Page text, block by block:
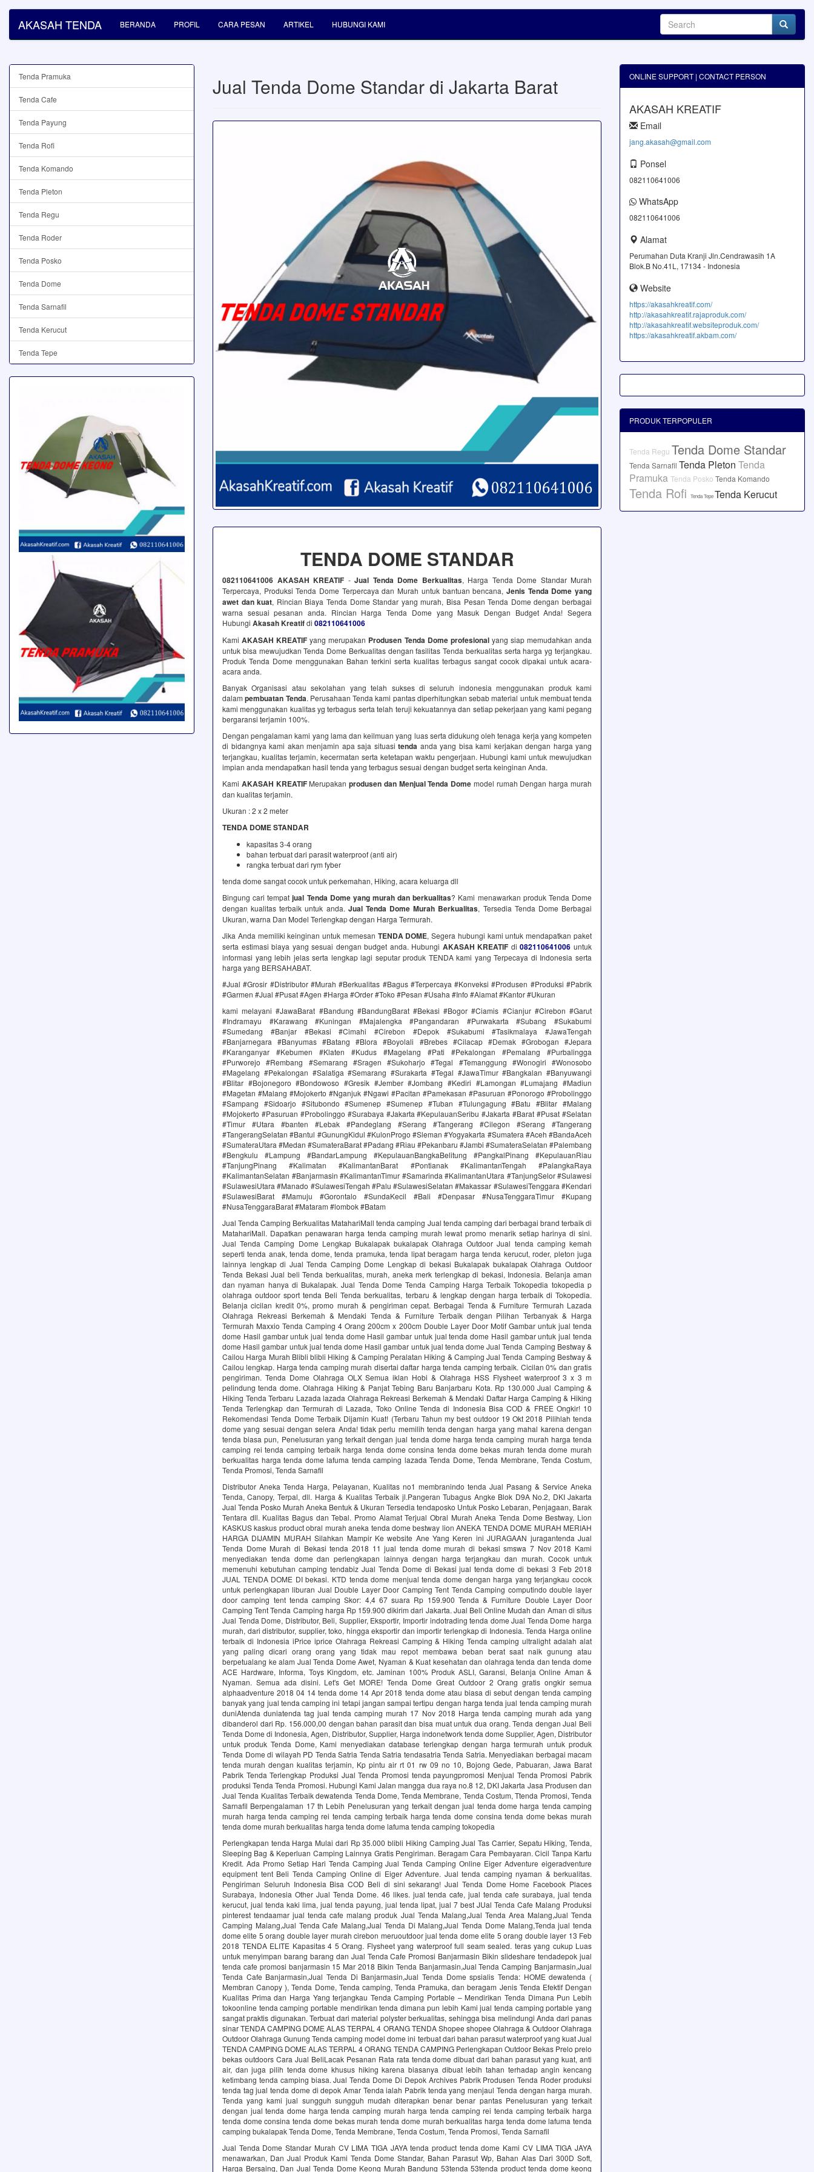
AKASAH TENDA BERANDA PROFIL CARA PESAN ARTIKEL HUBUNGI KAMI
Jual Tenda Dome Standar di Jakarta Barat
TENDA DOME STANDAR
082110641006 AKASAH KREATIF - Jual Tenda Dome Berkualitas, Harga Tenda Dome Standar Murah
Terpercaya, Produksi Tenda Dome Terpercaya dan Murah untuk bantuan bencana, Jenis Tenda Dome yang
awet dan kuat, Rincian Biaya Tenda Dome Standar yang murah, Bisa Pesan Tenda Dome dengan berbagai
warna sesuai pesanan anda. Rincian Harga Tenda Dome yang Masuk Dengan Budget Anda! Segera
Hubungi Akasah Kreatifdi 082110641006
KamiAKASAH KREATIF yang merupakan Produsen Tenda Dome profesionalyang siap memudahkan anda
untuk bisa mewujudkan Tenda Dome Berkualitas dengan fasilitas Tenda berkualitas serta harga yg terjangkau.
Produk Tenda Dome menggunakan Bahan terkini serta kualitas terbagus sangat cocok dipakai untuk acara-
acara anda.
Banyak Organisasi atau sekolahan yang telah sukses di seluruh indonesia menggunakan produk kami
dalampembuatan Tenda. Perusahaan Tenda kami pantas diperhitungkan sebab material untuk membuat tenda
kami menggunakan kualitas yg terbagus serta telah teruji kekuatannya dan setiap pekerjaan yang kami pegang
bergaransi terjamin 100%.
Dengan pengalaman kami yang lama dan keilmuan yang luas serta didukung oleh tenaga kerja yang kompeten
di bidangnya kami akan menjamin apa saja situasi tenda anda yang bisa kami kerjakan dengan harga yang
terjangkau, kualitas terjamin, kecermatan serta ketetapan waktu pengerjaan. Hubungi kami untuk mewujudkan
impian anda mendapatkan hasil tenda yang terbagus sesuai dengan budget serta keinginan Anda.
Kami AKASAH KREATIFMerupakanprodusen dan Menjual Tenda Dome model rumah Dengan harga murah
dan kualitas terjamin.
Ukuran : 2 x 2 meter
TENDA DOME STANDAR
kapasitas 3-4 orang
bahan terbuat dari parasit waterproof (anti air)
rangka terbuat dari rym fyber
tenda dome sangat cocok untuk perkemahan, Hiking, acara keluarga dll
Bingung cari tempatjual Tenda Dome yang murah dan berkualitas? Kami menawarkan produk Tenda Dome
dengan kualitas terbaik untuk anda. Jual Tenda Dome Murah Berkualitas, Tersedia Tenda Dome Berbagai
Ukuran, warna Dan Model Terlengkap dengan Harga Termurah.
Jika Anda memiliki keinginan untuk memesan TENDA DOME, Segera hubungi kami untuk mendapatkan paket
serta estimasi biaya yang sesuai dengan budget anda. Hubungi AKASAH KREATIF di082110641006 untuk
informasi yang lebih jelas serta lengkap lagi seputar produk TENDA kami yang Terpecaya di Indonesia serta
harga yang BERSAHABAT.
#Jual #Grosir #Distributor #Murah #Berkualitas #Bagus #Terpercaya #Konveksi #Produsen #Produksi #Pabrik
#Garmen #Jual #Pusat #Agen #Harga #Order #Toko #Pesan #Usaha #Info #Alamat #Kantor #Ukuran
kami melayani #JawaBarat #Bandung #BandungBarat #Bekasi #Bogor #Ciamis #Cianjur #Cirebon #Garut
#Indramayu #Karawang #Kuningan #Majalengka #Pangandaran #Purwakarta #Subang #Sukabumi
#Sumedang #Banjar #Bekasi #Cimahi #Cirebon #Depok #Sukabumi #Tasikmalaya #JawaTengah
#Banjarnegara #Banyumas #Batang #Blora #Boyolali #Brebes #Cilacap #Demak #Grobogan #Jepara
#Karanganyar #Kebumen #Klaten #Kudus #Magelang #Pati #Pekalongan #Pemalang #Purbalingga
#Purworejo #Rembang #Semarang #Sragen #Sukoharjo #Tegal #Temanggung #Wonogiri #Wonosobo
#Magelang #Pekalongan #Salatiga #Semarang #Surakarta #Tegal #JawaTimur #Bangkalan #Banyuwangi
#Blitar #Bojonegoro #Bondowoso #Gresik #Jember #Jombang #Kediri #Lamongan #Lumajang #Madiun
#Magetan #Malang #Mojokerto #Nganjuk #Ngawi #Pacitan #Pamekasan #Pasuruan #Ponorogo #Probolinggo
#Sampang #Sidoarjo #Situbondo #Sumenep #Sumenep #Tuban #Tulungagung #Batu #Blitar #Malang
#Mojokerto #Pasuruan #Probolinggo #Surabaya #Jakarta #KepulauanSeribu #Jakarta #Barat #Pusat #Selatan
#Timur #Utara #banten #Lebak #Pandeglang #Serang #Tangerang #Cilegon #Serang #Tangerang
#TangerangSelatan #Bantul #GunungKidul #KulonProgo #Sleman #Yogyakarta #Sumatera #Aceh #BandaAceh
#SumateraUtara #Medan #SumateraBarat #Padang #Riau #Pekanbaru #Jambi #SumateraSelatan #Palembang
#Bengkulu #Lampung #BandarLampung #KepulauanBangkaBelitung #PangkalPinang #KepulauanRiau
#TanjungPinang #Kalimatan #KalimantanBarat #Pontianak #KalimantanTengah #PalangkaRaya
#KalimantanSelatan #Banjarmasin #KalimantanTimur #Samarinda #KalimantanUtara #TanjungSelor #Sulawesi
#SulawesiUtara #Manado #SulawesiTengah #Palu #SulawesiSelatan #Makassar #SulawesiTenggara #Kendari
#SulawesiBarat #Mamuju #Gorontalo #SundaKecil #Bali #Denpasar #NusaTenggaraTimur #Kupang
#NusaTenggaraBarat #Mataram #lombok #Batam
Jual Tenda Camping Berkualitas MatahariMall tenda camping Jual tenda camping dari berbagai brand terbaik di
MatahariMall. Dapatkan penawaran harga tenda camping murah lewat promo menarik setiap harinya di sini.
Jual Tenda Camping Dome Lengkap Bukalapak bukalapak Olahraga Outdoor Jual tenda camping kemah
seperti tenda anak, tenda dome, tenda pramuka, tenda lipat beragam harga tenda kerucut, roder, pleton juga
lainnya lengkap di Jual Tenda Camping Dome Lengkap di bekasi Bukalapak bukalapak Olahraga Outdoor
Tenda Bekasi Jual beli Tenda berkualitas, murah, aneka merk terlengkap di bekasi, Indonesia. Belanja aman
dan nyaman hanya di Bukalapak. Jual Tenda Dome Tenda Camping Harga Terbaik Tokopedia tokopedia p
olahraga outdoor sport tenda Beli Tenda berkualitas, terbaru & lengkap dengan harga terbaik di Tokopedia.
Belanja cicilan kredit 0%, promo murah & pengiriman cepat. Berbagai Tenda & Furniture Termurah Lazada
Olahraga Rekreasi Berkemah & Mendaki Tenda & Furniture Terbaik dengan Pilihan Terbanyak & Harga
Termurah Maxxio Tenda Camping 4 Orang 200cm x 200cm Double Layer Door Motif Gambar untuk jual tenda
dome Hasil gambar untuk jual tenda dome Hasil gambar untuk jual tenda dome Hasil gambar untuk jual tenda
dome Hasil gambar untuk jual tenda dome Hasil gambar untuk jual tenda dome Jual Tenda Camping Bestway &
Cailou Harga Murah Blibli blibli Hiking & Camping Peralatan Hiking & Camping Jual Tenda Camping Bestway &
Cailou lengkap. Harga tenda camping murah disertai daftar harga tenda camping terbaik. Cicilan 0% dan gratis
pengiriman. Tenda Dome Olahraga OLX Semua iklan Hobi & Olahraga HSS Flysheet waterproof 3 x 3 m
pelindung tenda dome. Olahraga Hiking & Panjat Tebing Baru Banjarbaru Kota. Rp 130.000 Jual Camping &
Hiking Tenda Terbaru Lazada lazada Olahraga Rekreasi Berkemah & Mendaki Daftar Harga Camping & Hiking
Tenda Terlengkap dan Termurah di Lazada, Toko Online Tenda di Indonesia Bisa COD & FREE Ongkir! 10
Rekomendasi Tenda Dome Terbaik Dijamin Kuat! (Terbaru Tahun my best outdoor 19 Okt 2018 Pilihlah tenda
dome yang sesuai dengan selera Anda! tidak perlu memilih tenda dengan harga yang mahal karena dengan
tenda biasa pun, Penelusuran yang terkait dengan jual tenda dome harga tenda camping murah harga tenda
camping rei tenda camping terbaik harga tenda dome consina tenda dome bekas murah tenda dome murah
berkualitas harga tenda dome lafuma tenda camping lazada Tenda Dome, Tenda Membrane, Tenda Costum,
Tenda Promosi, Tenda Sarnafil
Distributor Aneka Tenda Harga, Pelayanan, Kualitas no1‎ membranindo tenda‎ Jual Pasang & Service Aneka
Tenda, Canopy, Terpal, dll. Harga & Kualitas Terbaik jl.Pangeran Tubagus Angke Blok D9A No.2, DKI Jakarta‎
Jual Tenda Posko Murah Aneka Bentuk & Ukuran Tersedia‎ tendaposko Untuk Posko Lebaran, Penjagaan, Barak
Tentara dll. Kualitas Bagus dan Tebal. Promo Alamat Terjual Obral Murah Aneka Tenda Dome Bestway, Lion
KASKUS kaskus product obral murah aneka tenda dome bestway lion ANEKA TENDA DOME MURAH MERIAH
HARGA DIJAMIN MURAH Silahkan Mampir Ke website Ane Yang Keren ini JURAGAAN juragantenda Jual
Tenda Dome Murah di Bekasi tenda 2018 11 jual tenda dome murah di bekasi smswa 7 Nov 2018 Kami
menyediakan tenda dome dan perlengkapan lainnya dengan harga terjangkau dan murah. Cocok untuk
memenuhi kebutuhan camping tendabiz Jual Tenda Dome di Bekasi jual tenda dome di bekasi 3 Feb 2018
JUAL TENDA DOME DI bekasi. KTD tenda dome menjual tenda dome dengan harga yang terjangkau cocok
untuk perlengkapan liburan Jual Double Layer Door Camping Tent Tenda Camping computindo double layer
door camping tent tenda camping Skor: 4,4 ‎67 suara ‎Rp 159.900 Tenda & Furniture Double Layer Door
Camping Tent Tenda Camping harga Rp 159.900 dikirim dari Jakarta. Jual Beli Online Mudah dan Aman di situs
Jual Tenda Dome, Distributor, Beli, Supplier, Eksportir, Importir indotrading tenda dome Jual Tenda Dome harga
murah, dari distributor, supplier, toko, hingga eksportir dan importir terlengkap di Indonesia. Tenda Harga online
terbaik di Indonesia iPrice iprice Olahraga Rekreasi Camping & Hiking Tenda camping ultralight adalah alat
yang paling dicari orang orang yang tidak mau repot membawa beban berat saat naik gunung atau
berpetualang ke alam Jual Tenda Dome Awet, Nyaman & Kuat kesehatan dan olahraga tenda dan tenda dome
ACE Hardware, Informa, Toys Kingdom, etc. Jaminan 100% Produk ASLI, Garansi, Belanja Online Aman &
Nyaman. Semua ada disini. Let's Get MORE! Tenda Dome Great Outdoor 2 Orang gratis ongkir semua
alphaadventure 2018 04 14 tenda dome 14 Apr 2018 tenda dome atau biasa di sebut dengan tenda camping
banyak yang jual tenda camping ini tetapi jangan sampai tertipu dengan harga tenda jual tenda camping murah
duniAtenda duniatenda tag jual tenda camping murah 17 Nov 2018 Harga tenda camping murah ada yang
dibanderol dari Rp. 156.000,00 dengan bahan parasit dan bisa muat untuk dua orang. Tenda dengan Jual Beli
Tenda Dome di Indonesia, Agen, Distributor, Supplier, Harga indonetwork tenda dome Supplier, Agen, Distributor
untuk produk Tenda Dome, Kami menyediakan database terlengkap dengan harga termurah untuk produk
Tenda Dome di wilayah PD Tenda Satria Tenda Satria‎ tendasatria ‎Tenda Satria. Menyediakan berbagai macam
tenda murah dengan kualitas terjamin, Kp pintu air rt 01 rw 09 no 10, Bojong Gede, Pabuaran, Jawa Barat
Pabrik Tenda Terlengkap Produksi Jual Tenda Promosi‎ tenda payungpromosi Menjual Tenda Promosi Pabrik
produksi Tenda Tenda Promosi. Hubungi Kami Jalan mangga dua raya no.8 12, DKI Jakarta Jasa Produsen dan
Jual Tenda Kualitas Terbaik‎ dewatenda Tenda Dome, Tenda Membrane, Tenda Costum, Ttenda Promosi, Tenda
Sarnafil Berpengalaman 17 th Lebih Penelusuran yang terkait dengan jual tenda dome harga tenda camping
murah harga tenda camping rei tenda camping terbaik harga tenda dome consina tenda dome bekas murah
tenda dome murah berkualitas harga tenda dome lafuma tenda camping tokopedia
Perlengkapan tenda Harga Mulai dari Rp 35.000 blibli‎ Hiking Camping‎ Jual Tas Carrier, Sepatu Hiking, Tenda,
Sleeping Bag & Keperluan Camping Lainnya Gratis Pengiriman. Beragam Cara Pembayaran. Cicil Tanpa Kartu
Kredit. Ada Promo Setiap Hari Tenda Camping Jual Tenda Camping Online Eiger Adventure eigeradventure
equipment tent Beli Tenda Camping Online di Eiger Adventure. Jual tenda camping nyaman & berkualitas.
Pengiriman Seluruh Indonesia Bisa COD Beli di sini sekarang! Jual Tenda Dome Home Facebook Places
Surabaya, Indonesia Other Jual Tenda Dome. 46 likes. jual tenda cafe, jual tenda cafe surabaya, jual tenda
kerucut, jual tenda kaki lima, jual tenda payung, jual tenda lipat, jual 7 best JUal Tenda Cafe Malang Produksi
pinterest tendaamar jual tenda cafe malang produk Jual Tenda Malang,Jual Tenda Area Malang,Jual Tenda
Camping Malang,Jual Tenda Cafe Malang,Jual Tenda Di Malang,Jual Tenda Dome Malang,Tenda jual tenda
dome elite 5 orang double layer murah cirebon meruoutdoor jual tenda dome elite 5 orang double layer 13 Feb
2018 TENDA ELITE Kapasitas 4 5 Orang. Flysheet yang waterproof full seam sealed. teras yang cukup Luas
untuk menyimpan barang barang dan Jual Tenda Cafe Promosi Banjarmasin Bikin slideshare tendadepok jual
tenda cafe promosi banjarmasin 15 Mar 2018 Bikin Tenda Banjarmasin,Jual Tenda Camping Banjarmasin,Jual
Tenda Cafe Banjarmasin,Jual Tenda Di Banjarmasin,Jual Tenda Dome spsialis Tenda: HOME dewatenda (
Membran Canopy ), Tenda Dome, Tenda camping, Tenda Pramuka, dan beragam Jenis Tenda Efektif Dengan
Kualitas Prima dan Harga Yang terjangkau Tenda Camping Portable – Mendirikan Tenda Dimana Pun Lebih
tokoonline tenda camping portable mendirikan tenda dimana pun lebih Kami jual tenda camping portable yang
sangat praktis digunakan. Terbuat dari material polyster berkualitas, sehingga bisa melindungi Anda dari panas
sinar TENDA CAMPING DOME ALAS TERPAL 4 ORANG TENDA Shopee shopee Olahraga & Outdoor Olahraga
Outdoor Olahraga Gunung Tenda camping model dome ini terbuat dari bahan parasut waterproof yang kuat Jual
TENDA CAMPING DOME ALAS TERPAL 4 ORANG TENDA CAMPING Perlengkapan Outdoor Bekas Prelo prelo
bekas outdoors Cara Jual BeliLacak Pesanan Rata rata tenda dome dibuat dari bahan parasut yang kuat, anti
air, dan juga pilih tenda dome khusus hiking karena biasanya dibuat lebih tahan terhadap angin kencang
ketimbang tenda camping biasa. Jual Tenda Dome Di Depok Archives Pabrik Produsen Tenda Roder produksi
tenda tag jual tenda dome di depok Amar Tenda ialah Pabrik tenda yang menjaul Tenda dengan harga murah.
Tenda yang kami jual sungguh sungguh mudah diterapkan benar benar pantas Penelusuran yang terkait
dengan jual tenda dome harga tenda camping murah harga tenda camping rei tenda camping terbaik harga
tenda dome consina tenda dome bekas murah tenda dome murah berkualitas harga tenda dome lafuma tenda
camping bukalapak Tenda Dome, Tenda Membrane, Tenda Costum, Tenda Promosi, Tenda Sarnafil
Jual Tenda Dome Standar Murah CV LIMA TIGA JAYA tenda product tenda dome Kami CV LIMA TIGA JAYA
menawarkan, Dan Jual Produk Kami Tenda Dome Standar, Bahan Parasut Wp, Bahan Alas Dari 300D Soft,
Harga Bersaing, Dan Jual Tenda Dome Keong Murah Bandung 53tenda 53tenda product tenda dome keong
Tenda Pramuka
Tenda Cafe
Tenda Payung
Tenda Rofi
Tenda Komando
Tenda Pleton
Tenda Regu
Tenda Roder
Tenda Posko
Tenda Dome
Tenda Sarnafil
Tenda Kerucut
Tenda Tepe
ONLINE SUPPORT | CONTACT PERSON
AKASAH KREATIF
Email
jang.akasah@gmail.com
Ponsel
082110641006
WhatsApp
082110641006
Alamat
Perumahan Duta Kranji Jln.Cendrawasih 1A
Blok.B No.41L, 17134 - Indonesia
Website
https://akasahkreatif.com/
http://akasahkreatif.rajaproduk.com/
http://akasahkreatif.websiteproduk.com/
https://akasahkreatif.akbam.com/
PRODUK TERPOPULER
Tenda Regu Tenda Dome Standar
Tenda Sarnafil Tenda Pleton Tenda
Pramuka Tenda Posko Tenda Komando
Tenda Rofi Tenda TepeTenda Kerucut